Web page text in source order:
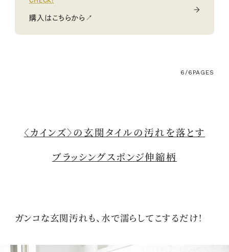
購入はこちらから↗
6/6 PAGES
〈カインズ〉の玄関タイルの汚れを落とす
ブラッシングスポンジ伸縮柄
ガンコな玄関汚れも、水で濡らしてこするだけ！